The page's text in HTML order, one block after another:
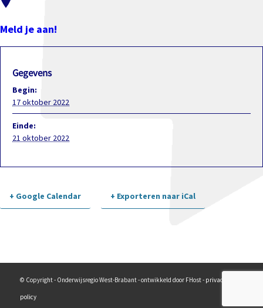
Meld je aan!
Gegevens
Begin:
17 oktober 2022
Einde:
21 oktober 2022
+ Google Calendar + Exporteren naar iCal
© Copyright - Onderwijsregio West-Brabant - ontwikkeld door FHost - privacy
policy